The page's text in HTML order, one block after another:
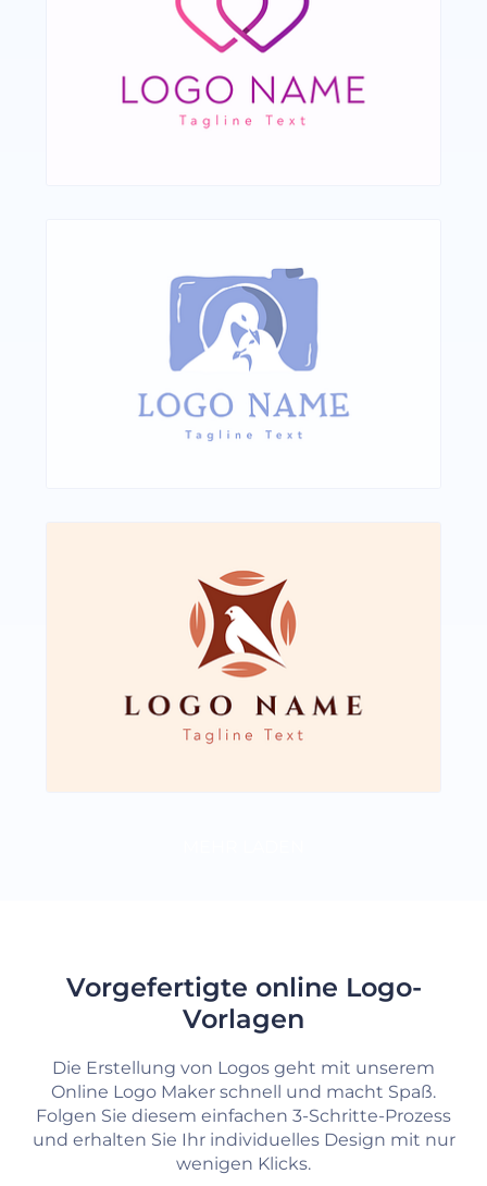
Vorgefertigte online Logo-
Vorlagen
Die Erstellung von Logos geht mit unserem
Online Logo Maker schnell und macht Spaß.
Folgen Sie diesem einfachen 3-Schritte-Prozess
und erhalten Sie Ihr individuelles Design mit nur
wenigen Klicks.